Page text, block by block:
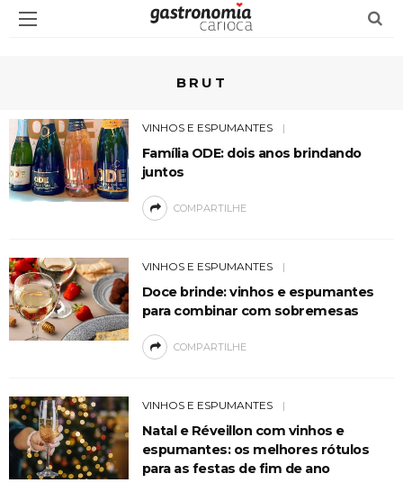
BRUT
VINHOS E ESPUMANTES
Família ODE: dois anos brindando
juntos
COMPARTILHE
VINHOS E ESPUMANTES
Doce brinde: vinhos e espumantes
para combinar com sobremesas
COMPARTILHE
VINHOS E ESPUMANTES
Natal e Réveillon com vinhos e
espumantes: os melhores rótulos
para as festas de fim de ano